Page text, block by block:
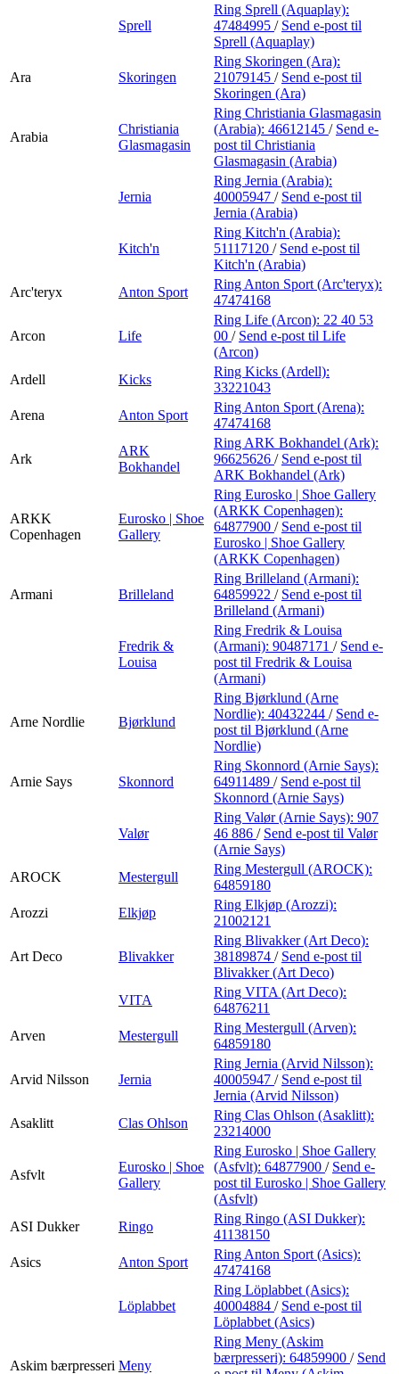
Sprell
Ring Sprell (Aquaplay):
47484995 / Send e-post til
Sprell (Aquaplay)
Ara Skoringen
Ring Skoringen (Ara):
21079145 / Send e-post til
Skoringen (Ara)
Arabia
Christiania
Glasmagasin
Ring Christiania Glasmagasin
(Arabia): 46612145 / Send e-
post til Christiania
Glasmagasin (Arabia)
Jernia
Ring Jernia (Arabia):
40005947 / Send e-post til
Jernia (Arabia)
Kitch'n
Ring Kitch'n (Arabia):
51117120 / Send e-post til
Kitch'n (Arabia)
Arc'teryx
Anton Sport
Ring Anton Sport (Arc'teryx):
47474168
Arcon Life
Ring Life (Arcon): 22 40 53
00 / Send e-post til Life
(Arcon)
Ardell
Kicks
Ring Kicks (Ardell):
33221043
Arena
Anton Sport
Ring Anton Sport (Arena):
47474168
Ark
ARK
Bokhandel
Ring ARK Bokhandel (Ark):
96625626 / Send e-post til
ARK Bokhandel (Ark)
ARKK
Copenhagen
Eurosko | Shoe
Gallery
Ring Eurosko | Shoe Gallery
(ARKK Copenhagen):
64877900 / Send e-post til
Eurosko | Shoe Gallery
(ARKK Copenhagen)
Armani Brilleland
Ring Brilleland (Armani):
64859922 / Send e-post til
Brilleland (Armani)
Fredrik &
Louisa
Ring Fredrik & Louisa
(Armani): 90487171 / Send e-
post til Fredrik & Louisa
(Armani)
Arne Nordlie Bjørklund
Ring Bjørklund (Arne
Nordlie): 40432244 / Send e-
post til Bjørklund (Arne
Nordlie)
Arnie Says Skonnord
Ring Skonnord (Arnie Says):
64911489 / Send e-post til
Skonnord (Arnie Says)
Valør
Ring Valør (Arnie Says): 907
46 886 / Send e-post til Valør
(Arnie Says)
AROCK
Mestergull
Ring Mestergull (AROCK):
64859180
Arozzi
Elkjøp
Ring Elkjøp (Arozzi):
21002121
Art Deco Blivakker
Ring Blivakker (Art Deco):
38189874 / Send e-post til
Blivakker (Art Deco)
VITA
Ring VITA (Art Deco):
64876211
Arven
Mestergull
Ring Mestergull (Arven):
64859180
Arvid Nilsson Jernia
Ring Jernia (Arvid Nilsson):
40005947 / Send e-post til
Jernia (Arvid Nilsson)
Asaklitt
Clas Ohlson
Ring Clas Ohlson (Asaklitt):
23214000
Asfvlt
Eurosko | Shoe
Gallery
Ring Eurosko | Shoe Gallery
(Asfvlt): 64877900 / Send e-
post til Eurosko | Shoe Gallery
(Asfvlt)
ASI Dukker
Ringo
Ring Ringo (ASI Dukker):
41138150
Asics
Anton Sport
Ring Anton Sport (Asics):
47474168
Löplabbet
Ring Löplabbet (Asics):
40004884 / Send e-post til
Löplabbet (Asics)
Askim bærpresseri Meny
Ring Meny (Askim
bærpresseri): 64859900 / Send